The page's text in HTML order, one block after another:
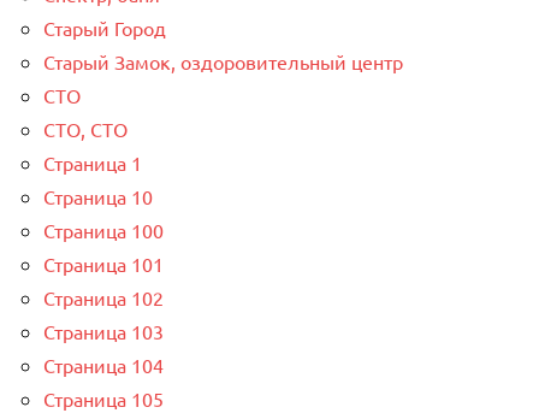
Старый Город
Старый Замок, оздоровительный центр
СТО
СТО, СТО
Страница 1
Страница 10
Страница 100
Страница 101
Страница 102
Страница 103
Страница 104
Страница 105